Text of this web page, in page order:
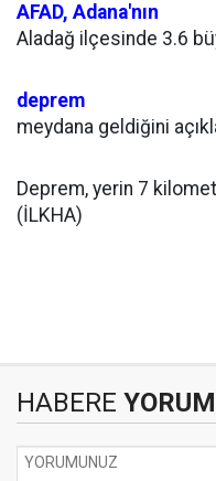
AFAD, Adana'nın
Aladağ ilçesinde 3.6
deprem
meydana geldiğini
Deprem, yerin 7
(İLKHA)
HABERE